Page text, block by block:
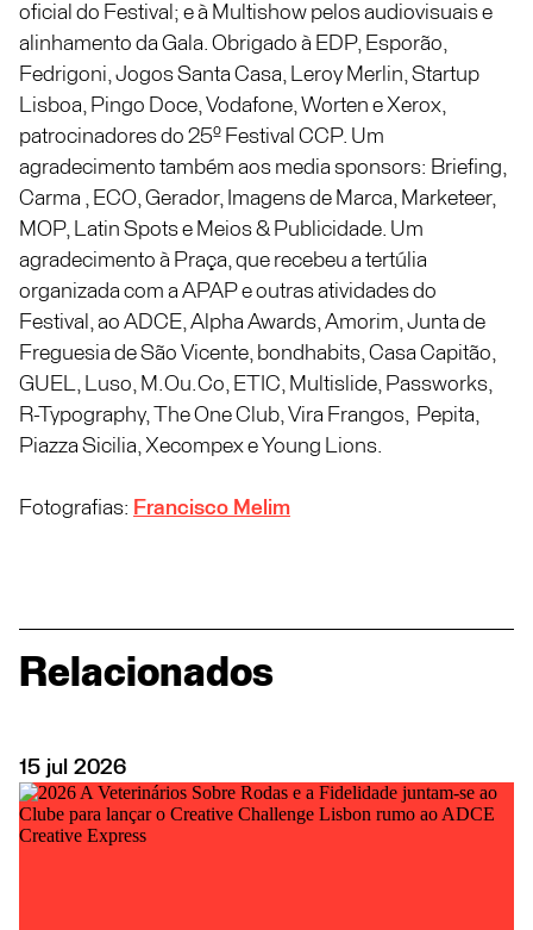
oficial do Festival; e à Multishow pelos audiovisuais e
alinhamento da Gala. Obrigado à EDP, Esporão,
Fedrigoni, Jogos Santa Casa, Leroy Merlin, Startup
Lisboa, Pingo Doce, Vodafone, Worten e Xerox,
patrocinadores do 25º Festival CCP. Um
agradecimento também aos media sponsors: Briefing,
Carma , ECO, Gerador, Imagens de Marca, Marketeer,
MOP, Latin Spots e Meios & Publicidade. Um
agradecimento à Praça, que recebeu a tertúlia
organizada com a APAP e outras atividades do
Festival, ao ADCE, Alpha Awards, Amorim, Junta de
Freguesia de São Vicente, bondhabits, Casa Capitão,
GUEL, Luso, M.Ou.Co, ETIC, Multislide, Passworks,
R-Typography, The One Club, Vira Frangos, Pepita,
Piazza Sicilia, Xecompex e Young Lions.
Fotografias: Francisco Melim
Relacionados
15 jul 2026